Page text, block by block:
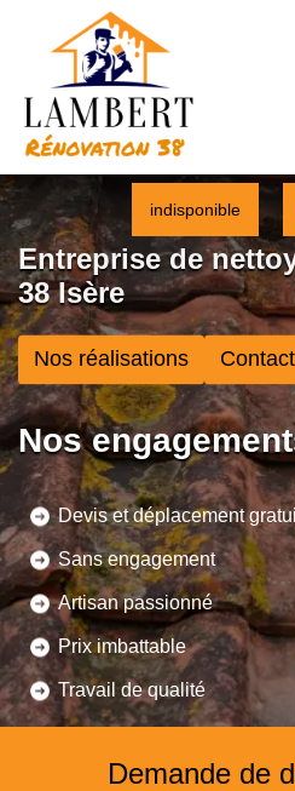
indisponible
Entreprise de
38 Isère
Nos réalisations
Nos
Devis et déplacement
Sans engagement
Artisan passionné
Prix imbattable
Travail de qualité
Demande de